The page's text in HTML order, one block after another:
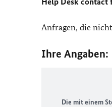
Anfragen, die
Ihre Angaben:
Die mit einem